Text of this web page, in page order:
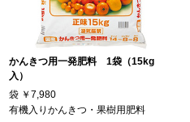
かんきつ用一発肥料 1袋（15kg
入）
袋 ￥7,980
有機入りかんきつ・果樹用肥料